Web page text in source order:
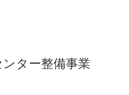
ター整備事業